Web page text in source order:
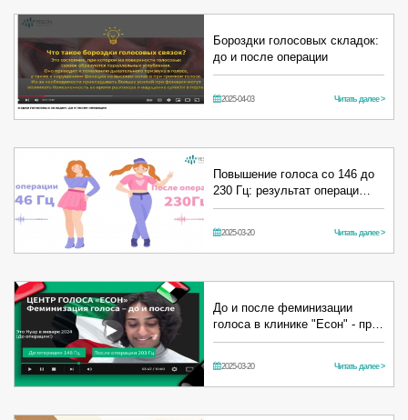
Бороздки голосовых складок:
до и после операции
2025-04-03 Читать далее >
Повышение голоса со 146 до
230 Гц: результат операци…
2025-03-20 Читать далее >
До и после феминизации
голоса в клинике "Есон" - пр…
2025-03-20 Читать далее >